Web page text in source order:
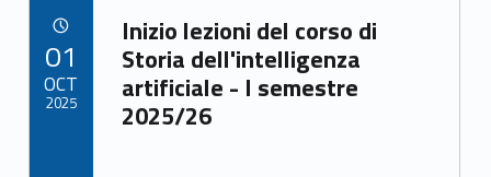
b
o
o
k
d
o
n
l e
Link identifier archive #link-archive-9179
Inizio lezioni del corso di
Storia dell'intelligenza
artificiale - I semestre
2025/26
01
OCT
2025